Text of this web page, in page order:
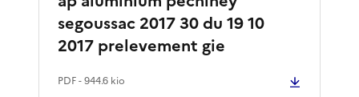
segoussac 2017 30 du 19 10
2017 prelevement gie
PDF- 944.6 kio